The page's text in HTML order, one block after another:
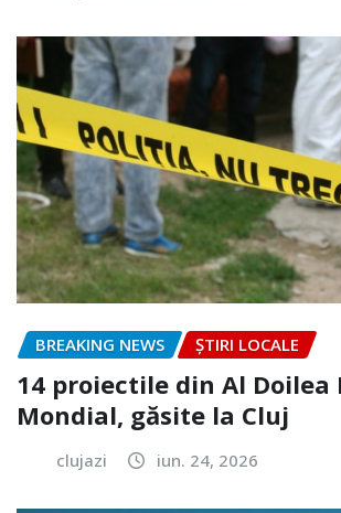
BREAKING NEWS ȘTIRI LOCALE
14 proiectile din Al Doilea
Mondial, găsite la Cluj
clujazi iun. 24, 2026